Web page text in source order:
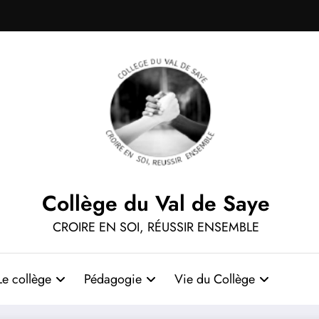
Collège du Val de Saye
CROIRE EN SOI, RÉUSSIR ENSEMBLE
collège Pédagogie Vie du Collège